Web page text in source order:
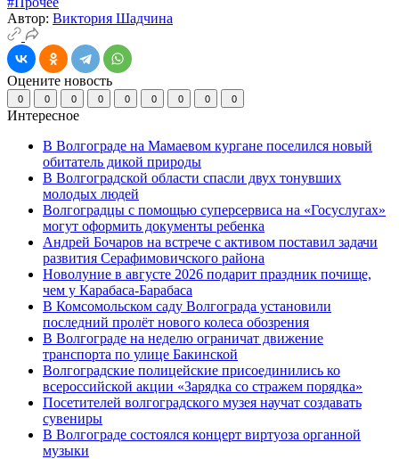
Автор: Виктория Шадчина
Оцените новость
0 0 0 0 0 0 0 0 0
Интересное
В Волгограде на Мамаевом кургане поселился новый
обитатель дикой природы
В Волгоградской области спасли двух тонувших
молодых людей
Волгоградцы с помощью суперсервиса на «Госуслугах»
могут оформить документы ребенка
Андрей Бочаров на встрече с активом поставил задачи
развития Серафимовичского района
Новолуние в августе 2026 подарит праздник почище,
чем у Карабаса-Барабаса
В Комсомольском саду Волгограда установили
последний пролёт нового колеса обозрения
В Волгограде на неделю ограничат движение
транспорта по улице Бакинской
Волгоградские полицейские присоединились ко
всероссийской акции «Зарядка со стражем порядка»
Посетителей волгоградского музея научат создавать
сувениры
В Волгограде состоялся концерт виртуоза органной
музыки